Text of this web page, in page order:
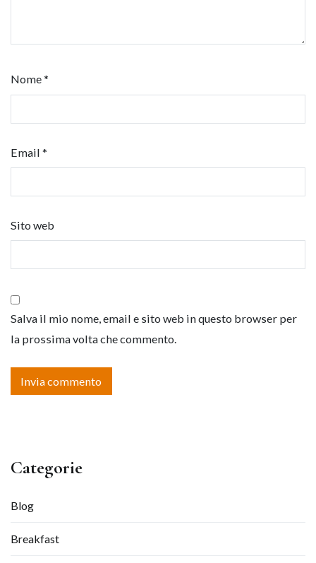
Nome*
Email *
Sito web
Salva il mio nome, email e sito web in questo browser per
la prossima volta che commento.
Categorie
Blog
Breakfast